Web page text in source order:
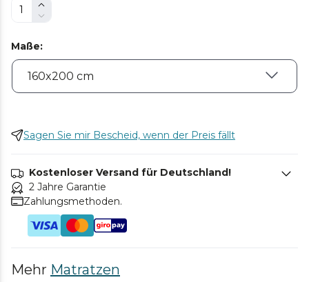
Maße:
Sagen Sie mir Bescheid, wenn der Preis fällt
Kostenloser Versand für Deutschland!
2 Jahre Garantie
Zahlungsmethoden.
Mehr Matratzen